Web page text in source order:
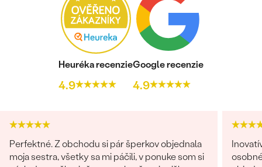
OBJAVIŤ
Heuréka recenzie
4.9
Google recenzie
4.9
Perfektné. Z obchodu si pár šperkov objednala
moja sestra, všetky sa mi páčili, v ponuke som si